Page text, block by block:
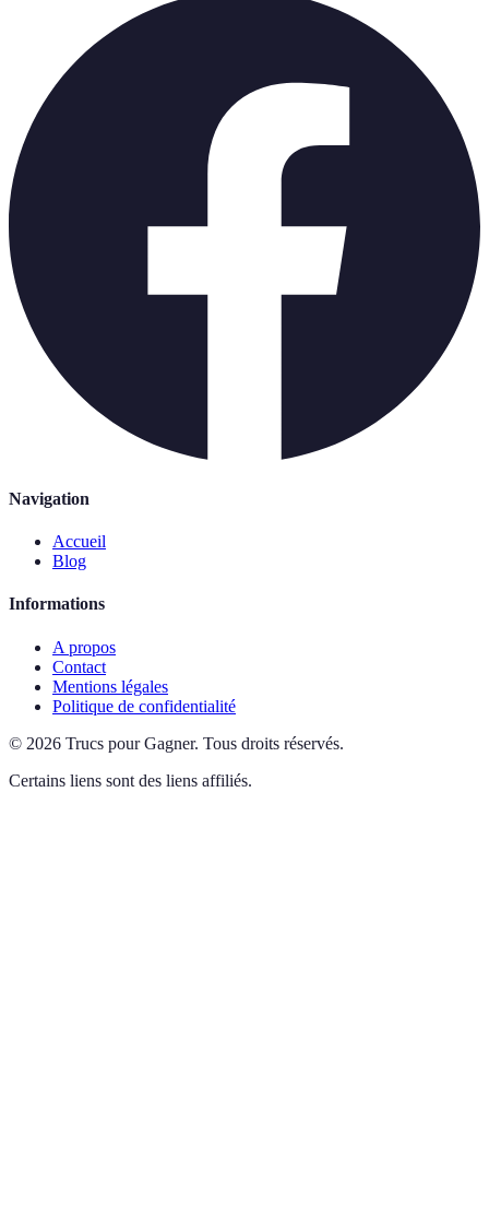
Navigation
Accueil
Blog
Informations
A propos
Contact
Mentions légales
Politique de confidentialité
© 2026 Trucs pour Gagner. Tous droits réservés.
Certains liens sont des liens affiliés.